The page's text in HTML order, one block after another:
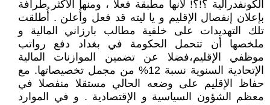
الكونفدرالية ؟!؟! لأنها مطبقة فعلاً ، ومنها الأكثر طرافة
بإعلان إنفصال الإقليم و يا ليته قد فعل وأُعلن . أُطلقت
تلك التهديدات على خلفية مطالب بارزاني المالية و
ملخصها أن تتحمل الحكومة في بغداد دفع رواتب
موظفي الإقليم،فضلا عن تضمين الموازنات المالية
الإتحادية السنوية نسبة 12% من مجمل تخصيصاتها. مع
حفاظ الإقليم على وضعه الحالي مستقلا منفصلا في
معظم الشؤون السياسية و الإقتصادية . و في الموارد